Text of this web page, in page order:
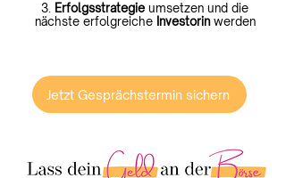
3. Erfolgsstrategie umsetzen und die
nächste erfolgreiche Investorinwerden
Jetzt Gesprächstermin sichern